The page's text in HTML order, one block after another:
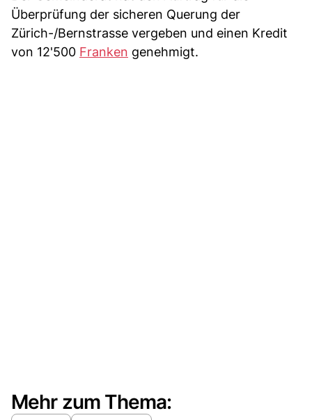
Überprüfung der sicheren Querung der
Zürich-/Bernstrasse vergeben und einen Kredit
von 12'500 Franken genehmigt.
Mehr zum Thema: